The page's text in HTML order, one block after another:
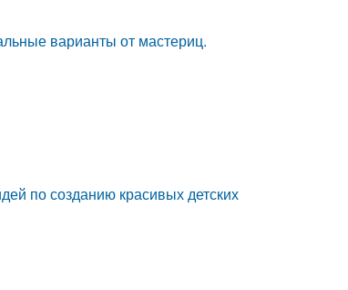
варианты от мастериц.
по созданию красивых детских